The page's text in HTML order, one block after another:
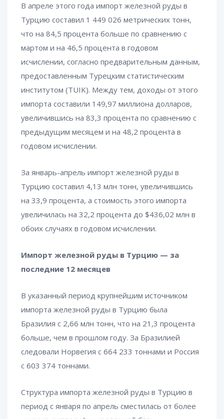
В апреле этого года импорт железной руды в
Турцию составил 1 449 026 метрических тонн,
что на 84,5 процента больше по сравнению с
мартом и на 46,5 процента в годовом
исчислении, согласно предварительным данным,
предоставленным Турецким статистическим
институтом (TUIK). Между тем, доходы от этого
импорта составили 149,97 миллиона долларов,
увеличившись на 83,3 процента по сравнению с
предыдущим месяцем и на 48,2 процента в
годовом исчислении.
За январь-апрель импорт железной руды в
Турцию составил 4,13 млн тонн, увеличившись
на 33,9 процента, а стоимость этого импорта
увеличилась на 32,2 процента до $436,02 млн в
обоих случаях в годовом исчислении.
Импорт железной руды в Турцию — за
последние 12 месяцев
В указанный период крупнейшим источником
импорта железной руды в Турцию была
Бразилия с 2,66 млн тонн, что на 21,3 процента
больше, чем в прошлом году. За Бразилией
следовали Норвегия с 664 233 тоннами и Россия
с 603 374 тоннами.
Структура импорта железной руды в Турцию в
период с января по апрель сместилась от более